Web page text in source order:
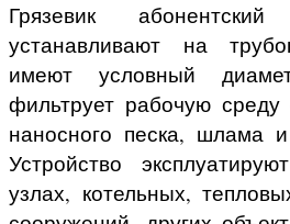
Грязевик
устанавливают на
имеют условный
фильтрует рабочую среду
наносного песка, шлама
Устройство
узлах, котельных,